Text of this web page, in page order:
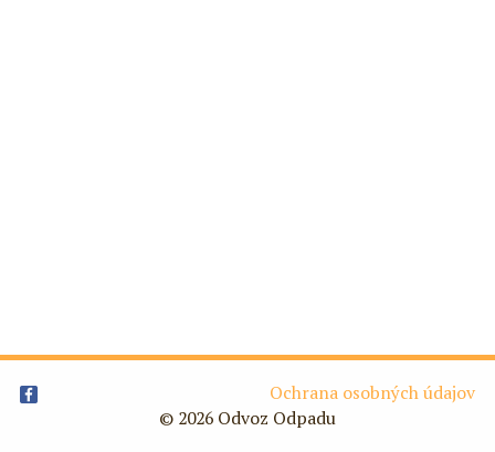
Ochrana osobných údajov
© 2026 Odvoz Odpadu